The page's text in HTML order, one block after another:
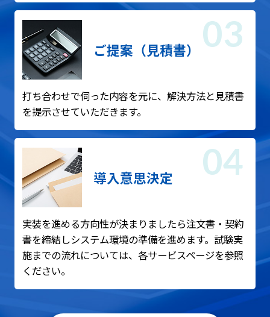
ご提案（見積書）
打ち合わせで伺った内容を元に、解決方法と見積書
を提示させていただきます。
導入意思決定
実装を進める方向性が決まりましたら注文書・契約
書を締結しシステム環境の準備を進めます。試験実
施までの流れについては、各サービスページを参照
ください。